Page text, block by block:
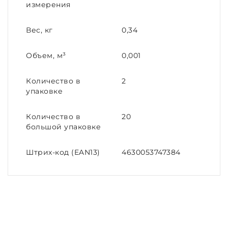
измерения
Вес, кг 0,34
Объем, м³ 0,001
Количество в
упаковке
2
Количество в
большой упаковке
20
Штрих-код (EAN13) 4630053747384